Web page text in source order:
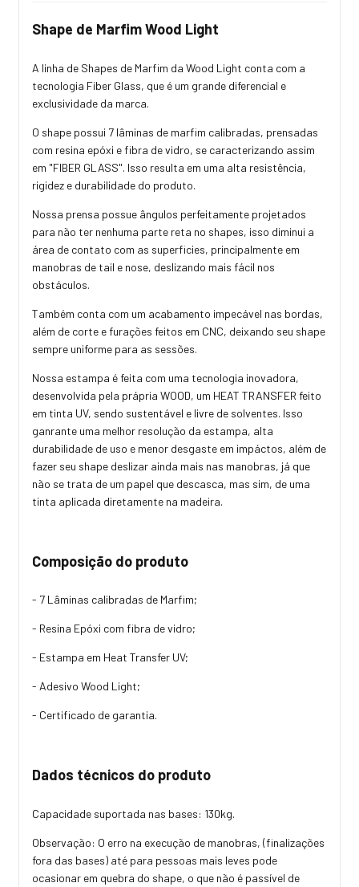
Shape de Marfim Wood Light
A linha de Shapes de Marfim da Wood Light conta com a
tecnologia Fiber Glass, que é um grande diferencial e
exclusividade da marca.
O shape possui 7 lâminas de marfim calibradas, prensadas
com resina epóxi e fibra de vidro, se caracterizando assim
em "FIBER GLASS". Isso resulta em uma alta resistência,
rigidez e durabilidade do produto.
Nossa prensa possue ângulos perfeitamente projetados
para não ter nenhuma parte reta no shapes, isso diminui a
área de contato com as superficies, principalmente em
manobras de tail e nose, deslizando mais fácil nos
obstáculos.
Também conta com um acabamento impecável nas bordas,
além de corte e furações feitos em CNC, deixando seu shape
sempre uniforme para as sessões.
Nossa estampa é feita com uma tecnologia inovadora,
desenvolvida pela prápria WOOD, um HEAT TRANSFER feito
em tinta UV, sendo sustentável e livre de solventes. Isso
ganrante uma melhor resolução da estampa, alta
durabilidade de uso e menor desgaste em impáctos, além de
fazer seu shape deslizar ainda mais nas manobras, já que
não se trata de um papel que descasca, mas sim, de uma
tinta aplicada diretamente na madeira.
Composição do produto
- 7 Lâminas calibradas de Marfim;
- Resina Epóxi com fibra de vidro;
- Estampa em Heat Transfer UV;
- Adesivo Wood Light;
- Certificado de garantia.
Dados técnicos do produto
Capacidade suportada nas bases: 130kg.
Observação: O erro na execução de manobras, (finalizações
fora das bases) até para pessoas mais leves pode
ocasionar em quebra do shape, o que não é passível de